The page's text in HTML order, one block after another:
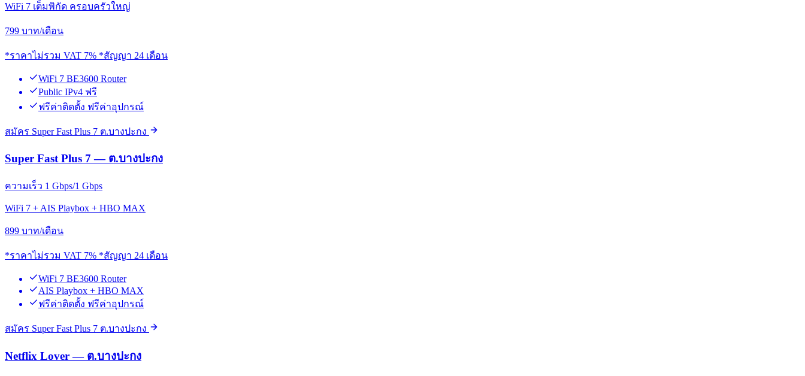
WiFi 7 เต็มพิกัด ครอบครัวใหญ่
799 บาท/เดือน
*ราคาไม่รวม VAT 7% *สัญญา 24 เดือน
WiFi 7 BE3600 Router
Public IPv4 ฟรี
ฟรีค่าติดตั้ง ฟรีค่าอุปกรณ์
สมัคร Super Fast Plus 7 ต.บางปะกง
Super Fast Plus 7 — ต.บางปะกง
ความเร็ว 1 Gbps/1 Gbps
WiFi 7 + AIS Playbox + HBO MAX
899 บาท/เดือน
*ราคาไม่รวม VAT 7% *สัญญา 24 เดือน
WiFi 7 BE3600 Router
AIS Playbox + HBO MAX
ฟรีค่าติดตั้ง ฟรีค่าอุปกรณ์
สมัคร Super Fast Plus 7 ต.บางปะกง
Netflix Lover — ต.บางปะกง